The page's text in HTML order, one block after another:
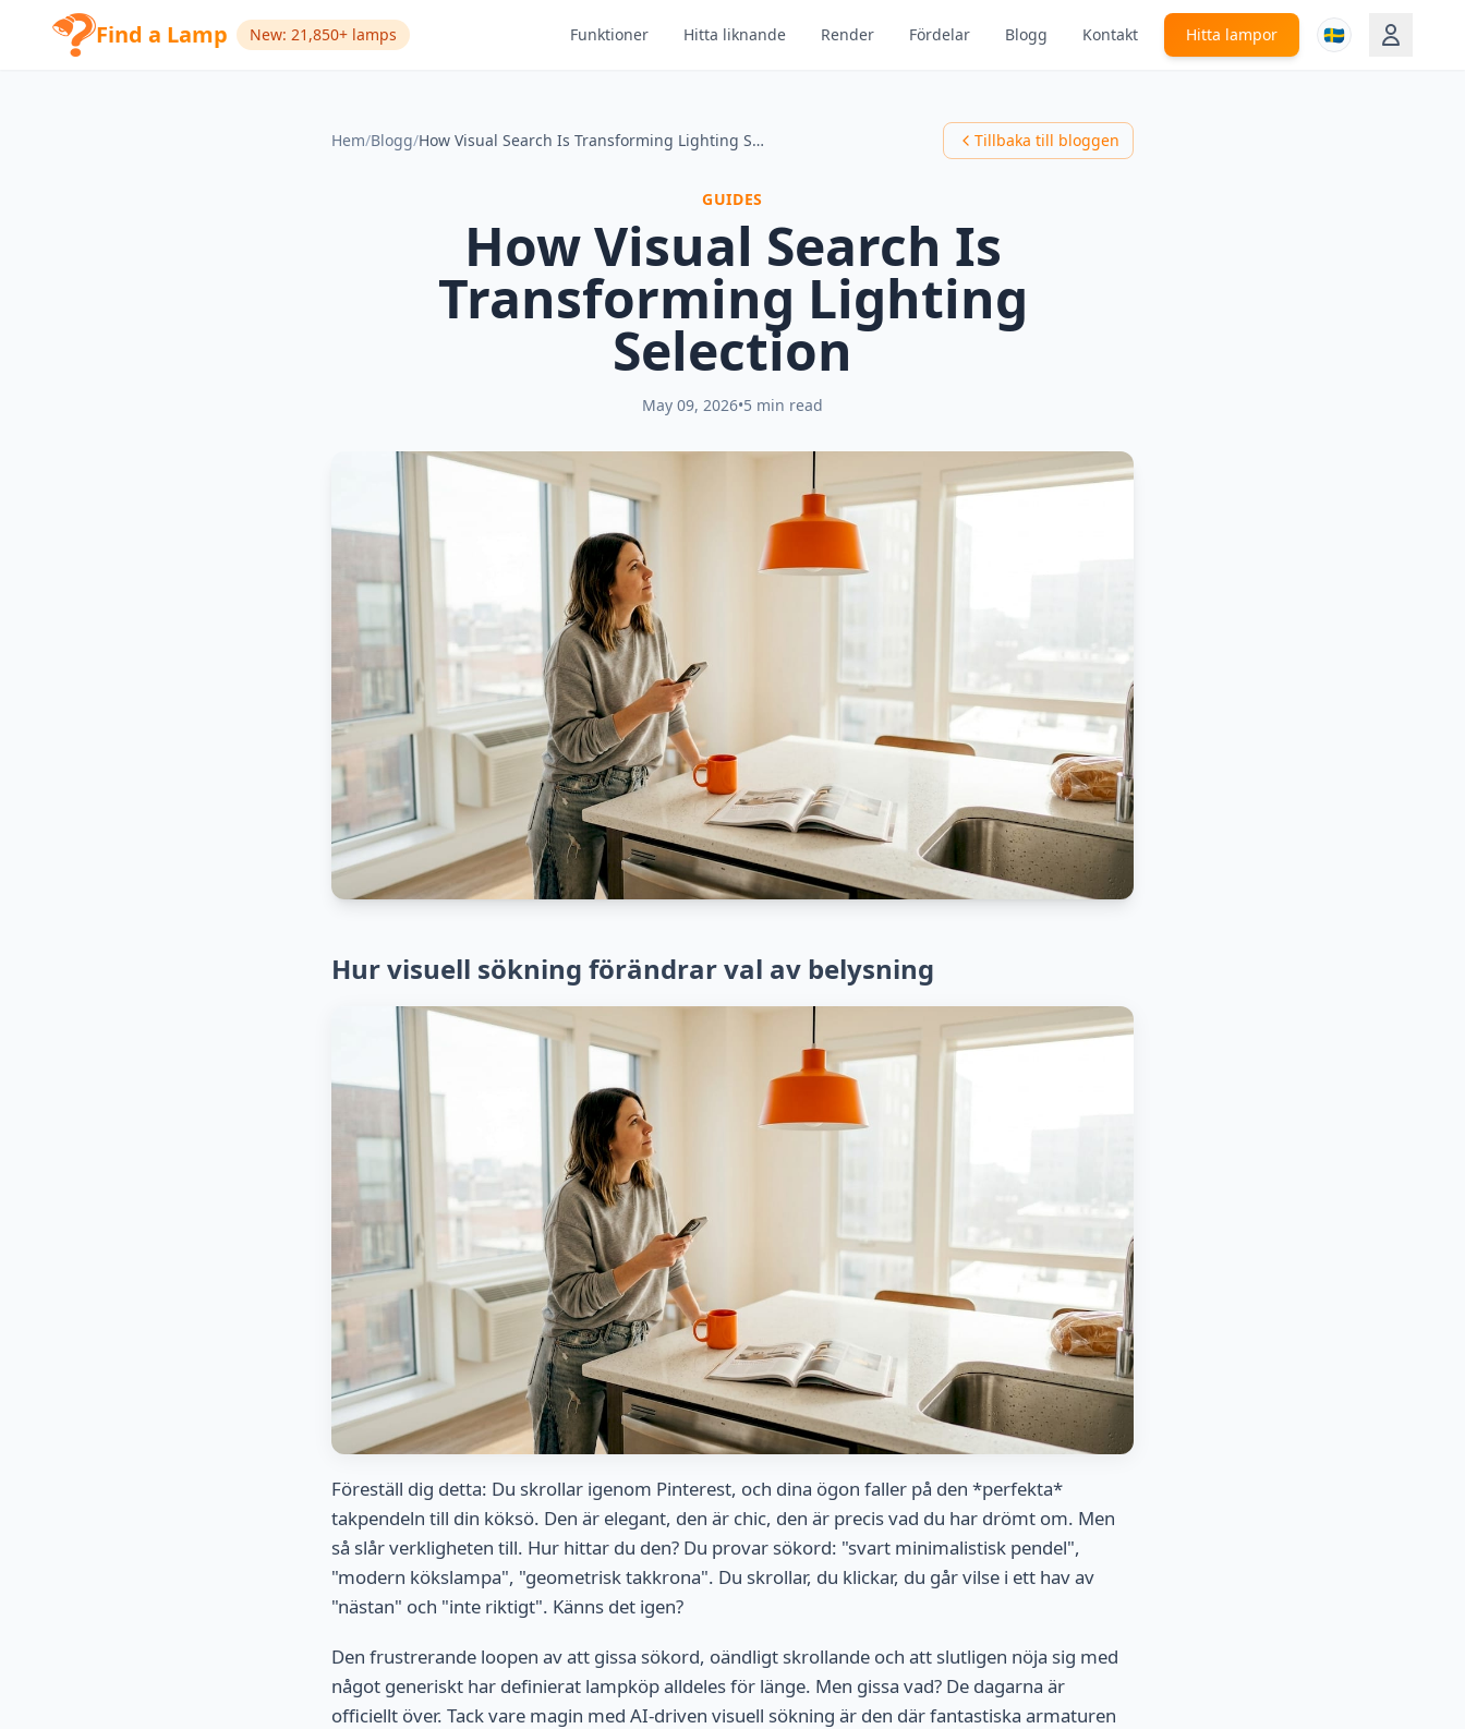
Find a Lamp New: 21,850+ lamps Funktioner Hitta liknande Render Fördelar Blogg Kontakt Hitta lampor 🇸🇪
Hem/Blogg/ How Visual Search Is Transforming Lighting Selection Tillbaka till bloggen
GUIDES
How Visual Search Is
Transforming Lighting
Selection
May 09, 2026•5 min read
Hur visuell sökning förändrar val av belysning
Föreställ dig detta: Du skrollar igenom Pinterest, och dina ögon faller på den *perfekta*
takpendeln till din köksö. Den är elegant, den är chic, den är precis vad du har drömt om. Men
så slår verkligheten till. Hur hittar du den? Du provar sökord: "svart minimalistisk pendel",
"modern kökslampa", "geometrisk takkrona". Du skrollar, du klickar, du går vilse i ett hav av
"nästan" och "inte riktigt". Känns det igen?
Den frustrerande loopen av att gissa sökord, oändligt skrollande och att slutligen nöja sig med
något generiskt har definierat lampköp alldeles för länge. Men gissa vad? De dagarna är
officiellt över. Tack vare magin med AI-driven visuell sökning är den där fantastiska armaturen